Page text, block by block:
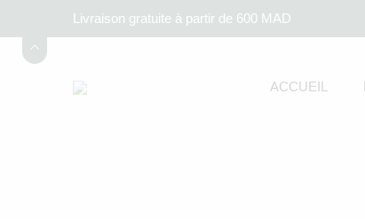
Livraison gratuite à partir de 600 MAD
ACCUEIL